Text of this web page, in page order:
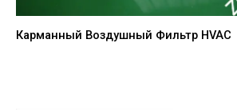
Карманный Воздушный Фильтр HVAC